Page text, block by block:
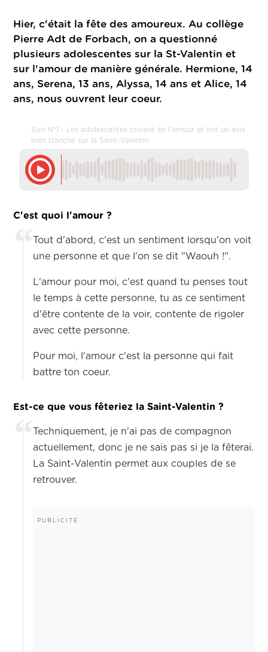
Hier, c'était la fête des amoureux. Au collège
Pierre Adt de Forbach, on a questionné
plusieurs adolescentes sur la St-Valentin et
sur l'amour de manière générale. Hermione, 14
ans, Serena, 13 ans, Alyssa, 14 ans et Alice, 14
ans, nous ouvrent leur coeur.
Son N°1 - Les adolescentes croient en l'amour et ont un avis
bien tranché sur la Saint-Valentin
C'est quoi l'amour ?
Tout d'abord, c'est un sentiment lorsqu'on voit
une personne et que l'on se dit "Waouh !".
L'amour pour moi, c'est quand tu penses tout
le temps à cette personne, tu as ce sentiment
d'être contente de la voir, contente de rigoler
avec cette personne.
Pour moi, l'amour c'est la personne qui fait
battre ton coeur.
Est-ce que vous fêteriez la Saint-Valentin ?
Techniquement, je n'ai pas de compagnon
actuellement, donc je ne sais pas si je la fêterai.
La Saint-Valentin permet aux couples de se
retrouver.